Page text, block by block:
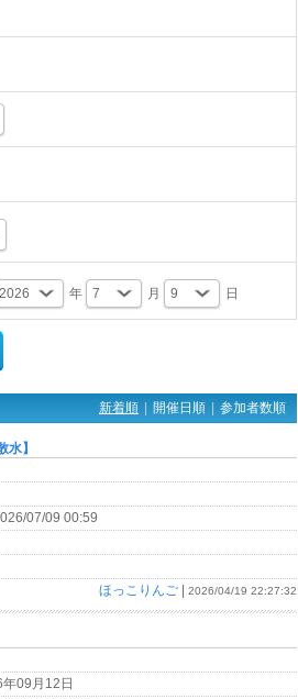
年 月 日
新着順 開催日順 参加者数順
】
07/09 00:59
ほっこりんご
2026/04/19 22:27:32
09月12日